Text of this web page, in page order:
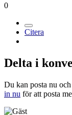
0
Citera
Delta i
Du kan posta nu
in nu för att posta